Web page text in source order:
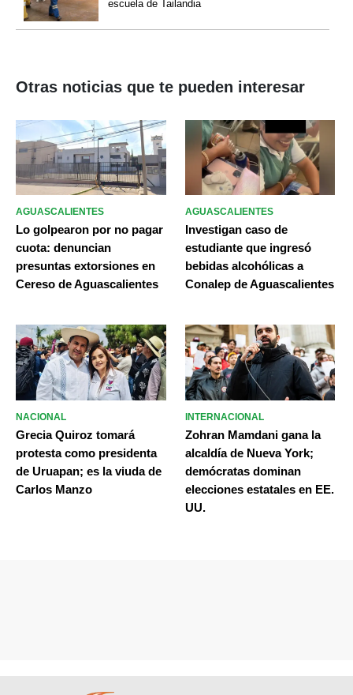
escuela de Tailandia
Otras noticias que te pueden interesar
AGUASCALIENTES
Lo golpearon por no pagar
cuota: denuncian
presuntas extorsiones en
Cereso de Aguascalientes
AGUASCALIENTES
Investigan caso de
estudiante que ingresó
bebidas alcohólicas a
Conalep de Aguascalientes
NACIONAL
Grecia Quiroz tomará
protesta como presidenta
de Uruapan; es la viuda de
Carlos Manzo
INTERNACIONAL
Zohran Mamdani gana la
alcaldía de Nueva York;
demócratas dominan
elecciones estatales en EE.
UU.